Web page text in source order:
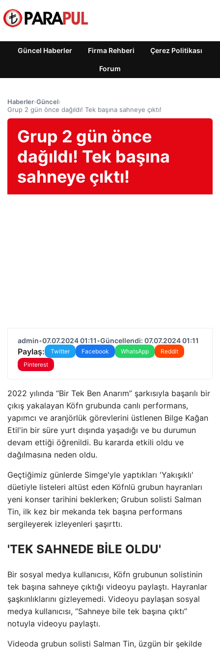
Güncel Haberler Firma Rehberi Çerez Politikası
Forum
Haberler›Güncel›
Grup 2 gün önce dağıldı! Tek başına sahneye çıktı!
Grup 2 gün önce
dağıldı! Tek başına
sahneye çıktı!
admin•07.07.2024 01:11•Güncellendi: 07.07.2024 01:11
Paylaş: Twitter Facebook WhatsApp
Reddit
Pinterest
2022 yılında “Bir Tek Ben Anarım” şarkısıyla başarılı bir
çıkış yakalayan Köfn grubunda canlı performans,
yapımcı ve aranjörlük görevlerini üstlenen Bilge Kağan
Etil'in bir süre yurt dışında yaşadığı ve bu durumun
devam ettiği öğrenildi. Bu kararda etkili oldu ve
dağılmasına neden oldu.
Geçtiğimiz günlerde Simge'yle yaptıkları 'Yakışıklı'
düetiyle listeleri altüst eden Köfnlü grubun hayranları
yeni konser tarihini beklerken; Grubun solisti Salman
Tin, ilk kez bir mekanda tek başına performans
sergileyerek izleyenleri şaşırttı.
'TEK SAHNEDE BİLE OLDU'
Bir sosyal medya kullanıcısı, Köfn grubunun solistinin
tek başına sahneye çıktığı videoyu paylaştı. Hayranlar
şaşkınlıklarını gizleyemedi. Videoyu paylaşan sosyal
medya kullanıcısı, “Sahneye bile tek başına çıktı”
notuyla videoyu paylaştı.
Videoda grubun solisti Salman Tin, üzgün bir şekilde